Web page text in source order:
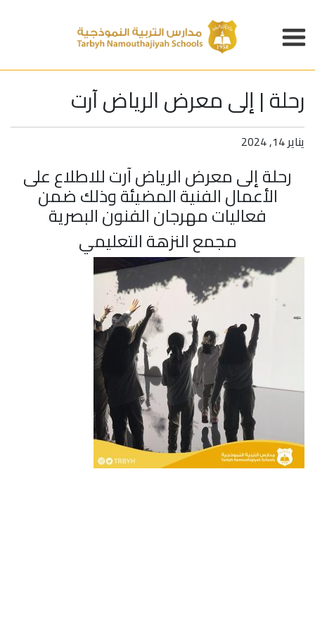
رحلة | إلى معرض الرياض آرت
يناير 14, 2024
رحلة إلى معرض الرياض آرت للاطلاع على
الأعمال الفنية المضيئة وذلك ضمن
فعاليات مهرجان الفنون البصرية
مجمع النزهة التعليمي